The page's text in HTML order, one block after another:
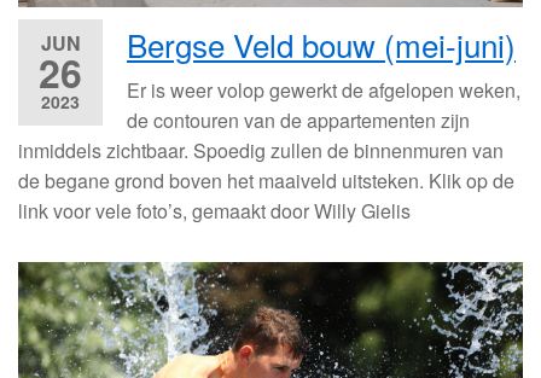
JUN
26
2023
Bergse Veld bouw (mei-juni)
Er is weer volop gewerkt de afgelopen weken,
de contouren van de appartementen zijn
inmiddels zichtbaar. Spoedig zullen de binnenmuren van
de begane grond boven het maaiveld uitsteken. Klik op de
link voor vele foto’s, gemaakt door Willy Gielis